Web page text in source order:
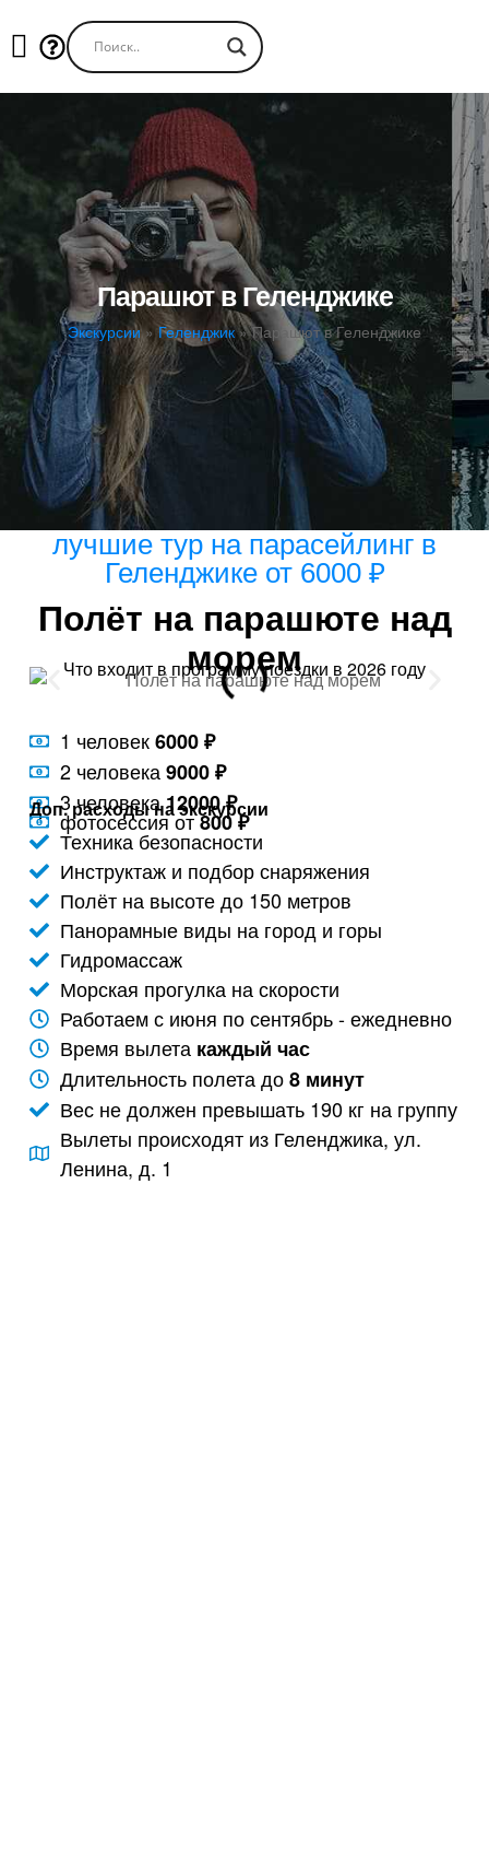
Парашют в Геленджике
Экскурсии»Геленджик»Парашют в Геленджике
лучшие тур на парасейлинг в
Геленджике от 6000 ₽
Полёт на парашюте над
морем
Что входит в программу поездки в 2026 году
1 человек6000 ₽
2 человека9000 ₽
3 человека12000 ₽
Доп. расходы на экскурсии
фотосессия от800 ₽
Техника безопасности
Инструктаж и подбор снаряжения
Полёт на высоте до 150 метров
Панорамные виды на город и горы
Гидромассаж
Морская прогулка на скорости
Работаем с июня по сентябрь - ежедневно
Время вылета каждый час
Длительность полета до8 минут
Вес не должен превышать 190 кг на группу
Вылеты происходят из Геленджика, ул.
Ленина, д. 1